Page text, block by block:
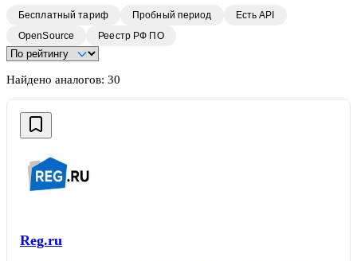
Бесплатный тариф Пробный период
Есть API
OpenSource
Реестр РФ ПО
Найдено аналогов: 30
Reg.ru